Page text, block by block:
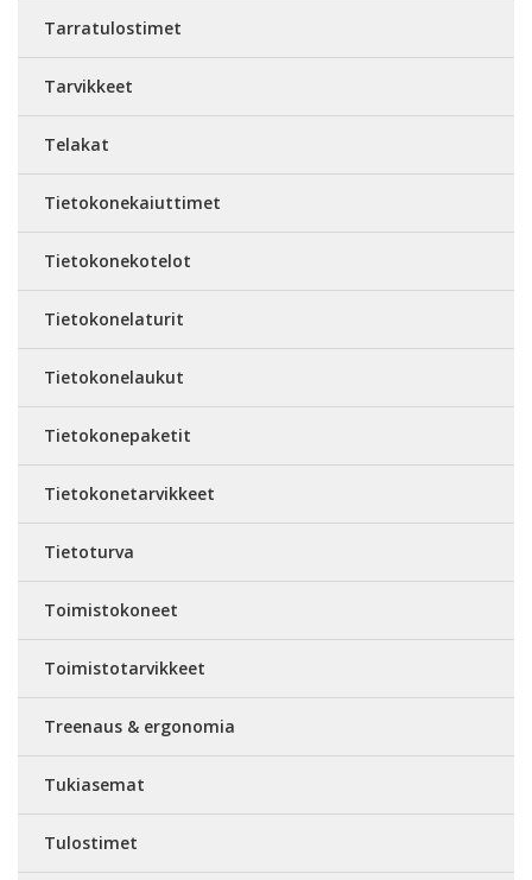
Tarratulostimet
Tarvikkeet
Telakat
Tietokonekaiuttimet
Tietokonekotelot
Tietokonelaturit
Tietokonelaukut
Tietokonepaketit
Tietokonetarvikkeet
Tietoturva
Toimistokoneet
Toimistotarvikkeet
Treenaus & ergonomia
Tukiasemat
Tulostimet